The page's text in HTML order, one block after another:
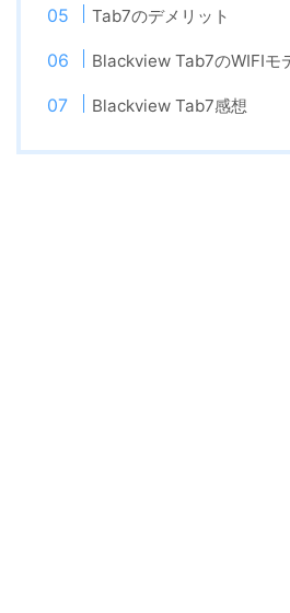
Tab7のデメリット
Blackview Tab7のWIFIモ
Blackview Tab7感想